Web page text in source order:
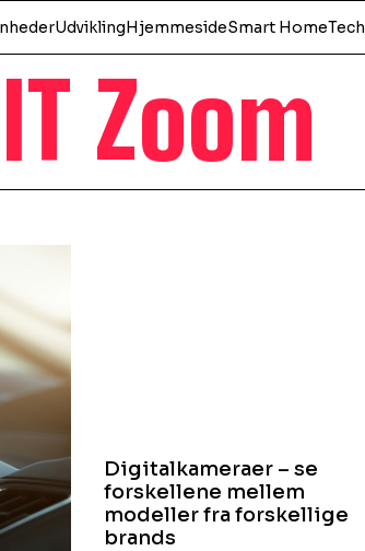
IT Zoom
UdviklingHjemmesideSmart HomeTech
Digitalkameraer – se
forskellene mellem
modeller fra forskellige
brands